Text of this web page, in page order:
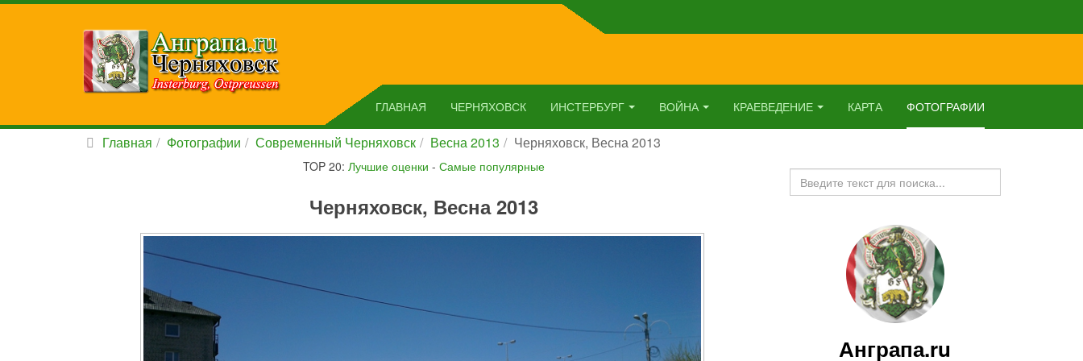
ГЛАВНАЯ ЧЕРНЯХОВСК ИНСТЕРБУРГ ВОЙНА КРАЕВЕДЕНИЕ КАРТА ФОТОГРАФИИ
Главная Фотографии Современный Черняховск Весна 2013 Черняховск, Весна 2013
TOP 20: Лучшие оценки - Самые популярные
Черняховск, Весна 2013
Искать...
Анграпа.ru